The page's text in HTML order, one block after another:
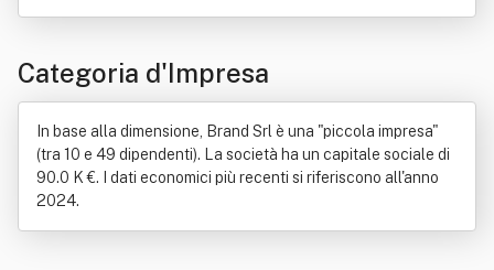
Categoria d'Impresa
In base alla dimensione, Brand Srl è una "piccola impresa"
(tra 10 e 49 dipendenti). La società ha un capitale sociale di
90.0 K €. I dati economici più recenti si riferiscono all'anno
2024.